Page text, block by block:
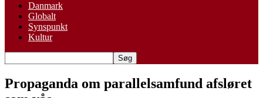
Danmark
Globalt
Synspunkt
Kultur
Propaganda om parallelsamfund afsløret